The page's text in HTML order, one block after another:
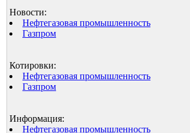
Новости:
Нефтегазовая промышленность
Газпром
Котировки:
Нефтегазовая промышленность
Газпром
Информация:
Нефтегазовая промышленность